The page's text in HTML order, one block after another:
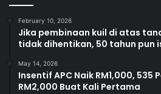
February 10, 2026
Jika pembinaan kuil di atas
tidak dihentikan, 50 tahun pun
May 14, 2026
Insentif APC Naik RM1,000, 535
RM2,000 Buat Kali Pertama